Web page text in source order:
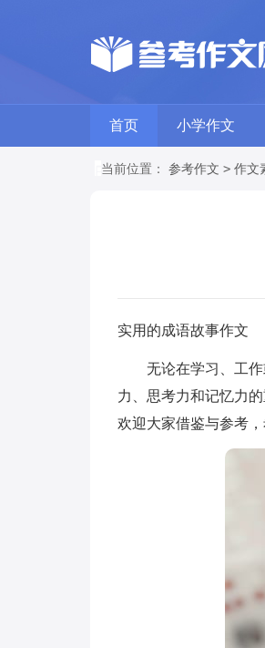
首页 小学作文
当前位置： 参考作文 > 作文
实用的成语故事作文
无论在学习、工作
力、思考力和记忆力
欢迎大家借鉴与参考，